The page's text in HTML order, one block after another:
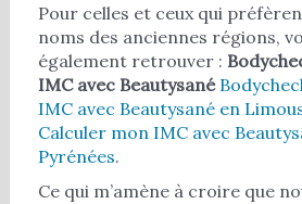
Pour celles et ceux qui
noms des anciennes régions,
également retrouver :
IMC avec Beautysané
IMC avec Beautysané en
Calculer mon IMC avec
Pyrénées.
Ce qui m’amène à croire que